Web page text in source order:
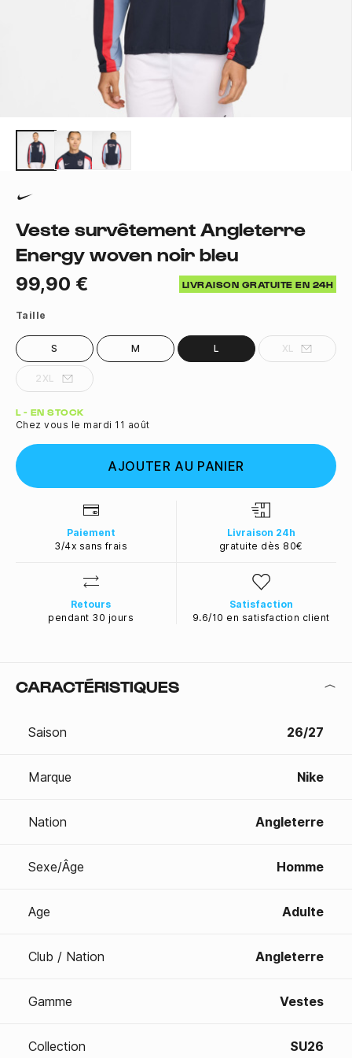
Veste survêtement Angleterre
Energy woven noir bleu
99,90 € LIVRAISON GRATUITE EN 24H
Taille
S M L XL
2XL
Quantité
L - EN STOCK
Chez vous le mardi 11 août
AJOUTER AU PANIER
Paiement
3/4x sans frais
Livraison 24h
gratuite dès 80€
Retours
pendant 30 jours
Satisfaction
9.6/10 en satisfaction client
CARACTÉRISTIQUES
Saison 26/27
Marque Nike
Nation Angleterre
Sexe/Âge Homme
Age Adulte
Club / Nation Angleterre
Gamme Vestes
Collection SU26